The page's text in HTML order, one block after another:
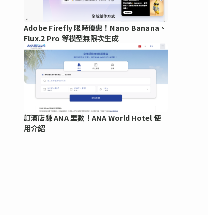
Adobe Firefly 限時優惠！Nano Banana、
Flux.2 Pro 等模型無限次生成
訂酒店賺 ANA 里數！ANA World Hotel 使
用介紹